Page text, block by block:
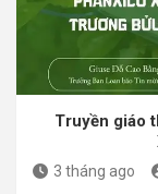
Truyền giáo
3 tháng ago